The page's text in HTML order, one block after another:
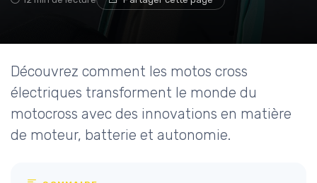
Découvrez comment les motos cross
électriques transforment le monde du
motocross avec des innovations en matière
de moteur, batterie et autonomie.